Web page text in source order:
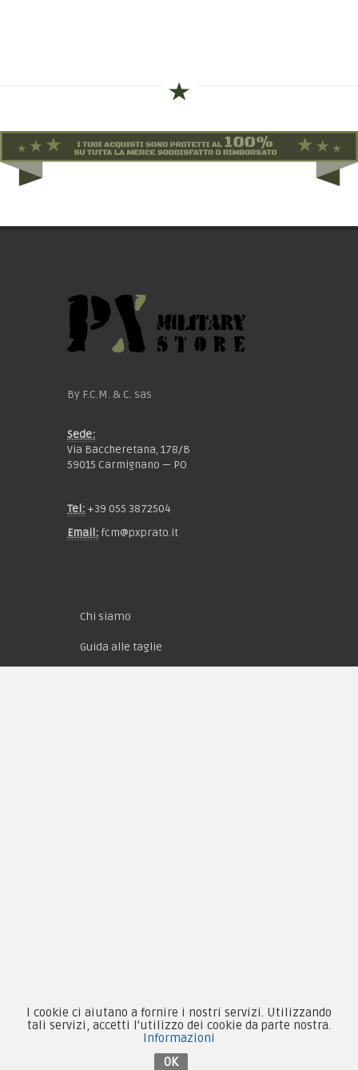
By F.C.M. & C. sas
Sede:
Via Baccheretana, 178/B
59015 Carmignano — PO
Tel: +39 055 3872504
Email: fcm@pxprato.it
Chi siamo
Guida alle taglie
Contattaci su Facebook
I cookie ci aiutano a fornire i nostri servizi. Utilizzando
tali servizi, accetti l'utilizzo dei cookie da parte nostra.
Informazioni
OK